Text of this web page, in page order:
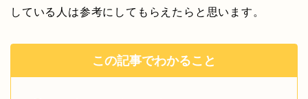
している人は参考にしてもらえたらと思います。
この記事でわかること